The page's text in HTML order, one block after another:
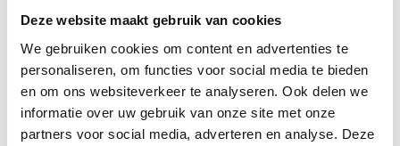
Deze website maakt gebruik van cookies
We gebruiken cookies om content en advertenties te
personaliseren, om functies voor social media te bieden
en om ons websiteverkeer te analyseren. Ook delen we
informatie over uw gebruik van onze site met onze
partners voor social media, adverteren en analyse. Deze
NIEUW! -10% -10%